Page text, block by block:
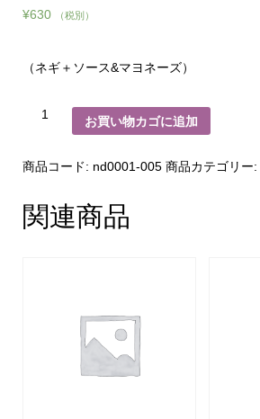
¥630 （税別）
（ネギ＋ソース&マヨネーズ）
焼
き
個
お買い物カゴに追加
商品コード: nd0001-005 商品カテゴリー:
関連商品